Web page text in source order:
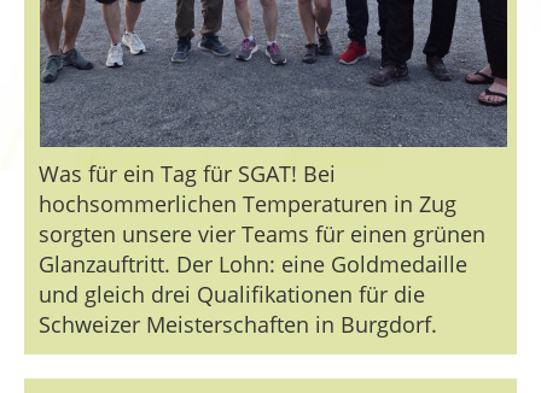
Was für ein Tag für SGAT! Bei
hochsommerlichen Temperaturen in Zug
sorgten unsere vier Teams für einen grünen
Glanzauftritt. Der Lohn: eine Goldmedaille
und gleich drei Qualifikationen für die
Schweizer Meisterschaften in Burgdorf.